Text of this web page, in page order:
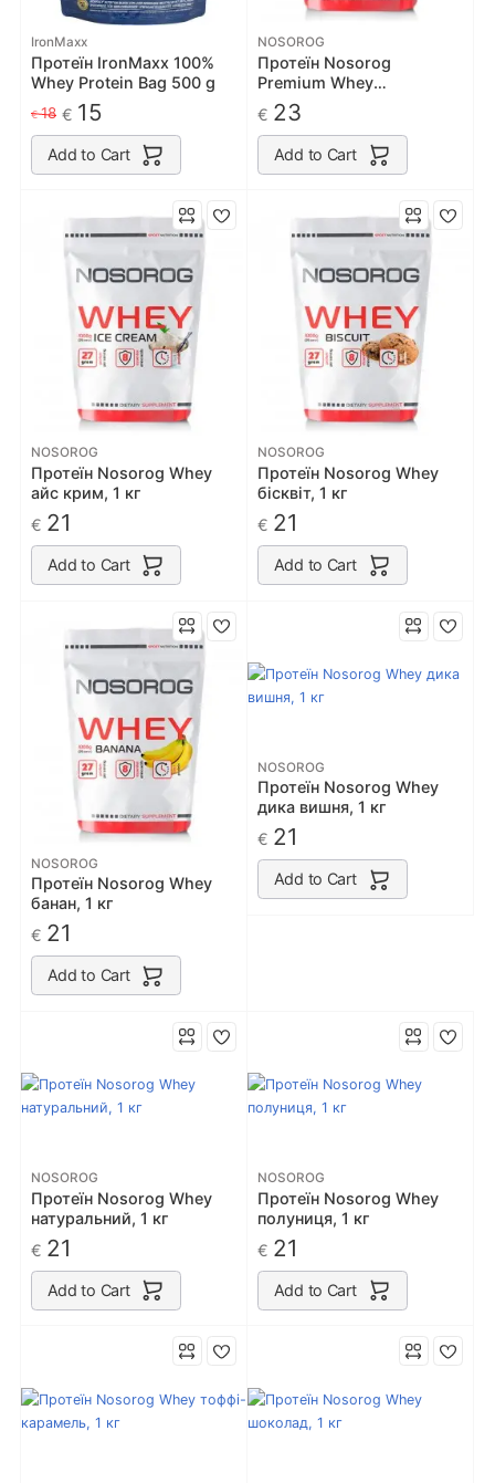
IronMaxx
Протеїн IronMaxx 100%
Whey Protein Bag 500 g
€18 € 15
Add to Cart
NOSOROG
Протеїн Nosorog
Premium Whey
натуральний, 1 кг
€ 23
Add to Cart
NOSOROG
Протеїн Nosorog Whey
айс крим, 1 кг
€ 21
Add to Cart
NOSOROG
Протеїн Nosorog Whey
бісквіт, 1 кг
€ 21
Add to Cart
NOSOROG
Протеїн Nosorog Whey
банан, 1 кг
€ 21
Add to Cart
NOSOROG
Протеїн Nosorog Whey
дика вишня, 1 кг
€ 21
Add to Cart
NOSOROG
Протеїн Nosorog Whey
натуральний, 1 кг
€ 21
Add to Cart
NOSOROG
Протеїн Nosorog Whey
полуниця, 1 кг
€ 21
Add to Cart